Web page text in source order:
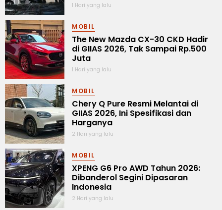
1 Hari yang lalu
MOBIL
The New Mazda CX-30 CKD Hadir
di GIIAS 2026, Tak Sampai Rp.500
Juta
1 Hari yang lalu
MOBIL
Chery Q Pure Resmi Melantai di
GIIAS 2026, Ini Spesifikasi dan
Harganya
2 Hari yang lalu
MOBIL
XPENG G6 Pro AWD Tahun 2026:
Dibanderol Segini Dipasaran
Indonesia
2 Hari yang lalu